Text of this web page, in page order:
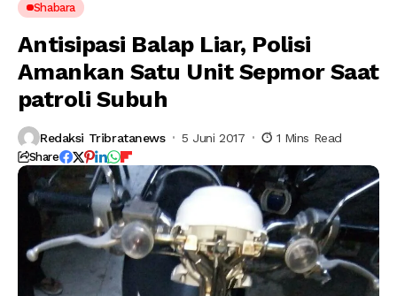
Shabara
Antisipasi Balap Liar, Polisi
Amankan Satu Unit Sepmor Saat
patroli Subuh
Redaksi Tribratanews 5 Juni 2017 1 Mins Read
Share